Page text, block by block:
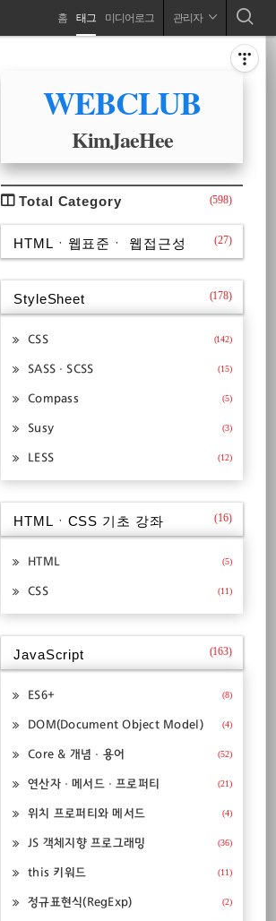
션
홈 태그 미디어로그 관리자
WEBCLUB
KimJaeHee
CATEGORY
Total Category (598)
HTMLㆍ웹표준ㆍ 웹접근성 (27)
StyleSheet (178)
CSS (142)
SASSㆍSCSS (15)
Compass (5)
Susy (3)
LESS (12)
HTMLㆍCSS 기초 강좌 (16)
HTML (5)
CSS (11)
JavaScript (163)
ES6+ (8)
DOM(Document Object Model) (4)
Core & 개념ㆍ용어 (52)
연산자ㆍ메서드ㆍ프로퍼티 (21)
위치 프로퍼티와 메서드 (4)
JS 객체지향 프로그래밍 (36)
this 키워드 (11)
정규표현식(RegExp) (2)